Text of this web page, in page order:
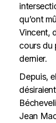
qu’ont
Vincent,
cours du
dernier.
Depuis,
Jean